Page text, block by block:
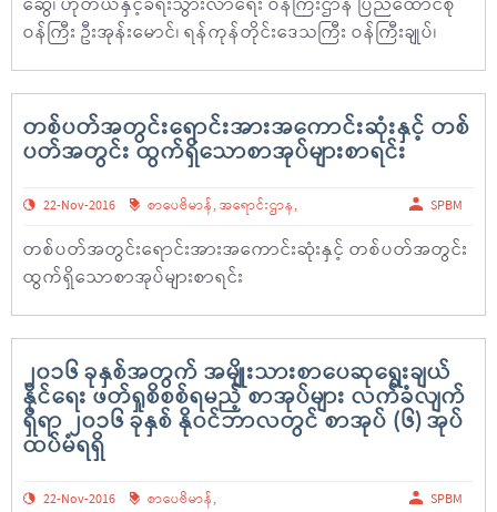
ဝန်ကြီး ဦးအုန်းမောင်၊ ရန်ကုန်တိုင်းဒေသကြီး ဝန်ကြီးချုပ်၊
တစ်ပတ်အတွင်းရောင်းအားအကောင်းဆုံးနှင့် တစ်
ပတ်အတွင်း ထွက်ရှိသောစာအုပ်များစာရင်း
22-Nov-2016 စာပေဗိမာန်,အရောင်းဌာန, SPBM
တစ်ပတ်အတွင်းရောင်းအားအကောင်းဆုံးနှင့် တစ်ပတ်အတွင်း
ထွက်ရှိသောစာအုပ်များစာရင်း
၂၀၁၆ ခုနှစ်အတွက် အမျိုးသားစာပေဆုရွေးချယ်
နိုင်ရေး ဖတ်ရှုစိစစ်ရမည့် စာအုပ်များ လက်ခံလျက်
ရှိရာ ၂၀၁၆ ခုနှစ် နိုဝင်ဘာလတွင် စာအုပ် (၆) အုပ်
ထပ်မံရရှိ
22-Nov-2016 စာပေဗိမာန်, SPBM